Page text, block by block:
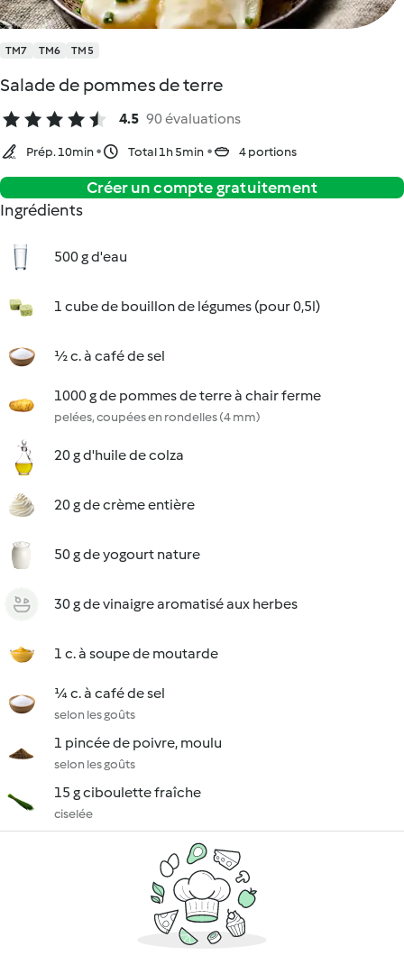
TM7 TM6 TM5
Salade de pommes de terre
4.5 90 évaluations
Prép. 10min Total 1h 5min 4 portions
Créer un compte gratuitement
Ingrédients
500 g d'eau
1 cube de bouillon de légumes (pour 0,5l)
½ c. à café de sel
1000 g de pommes de terre à chair ferme
pelées, coupées en rondelles (4 mm)
20 g d'huile de colza
20 g de crème entière
50 g de yogourt nature
30 g de vinaigre aromatisé aux herbes
1 c. à soupe de moutarde
¼ c. à café de sel
selon les goûts
1 pincée de poivre, moulu
selon les goûts
15 g ciboulette fraîche
ciselée